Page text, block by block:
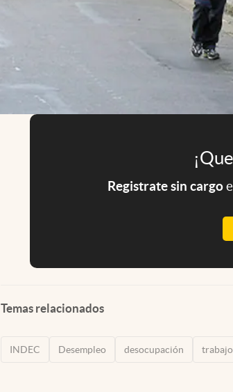
Registrate sin cargo
Temas relacionados
INDEC Desempleo desocupación trabajo